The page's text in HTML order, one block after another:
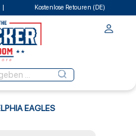
Kostenlose Retouren (DE)
EAGLES